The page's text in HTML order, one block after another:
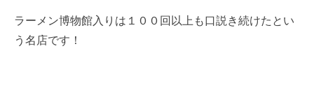
ラーメン博物館入りは１００回以上も口説き続けたとい
う名店です！